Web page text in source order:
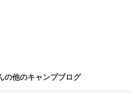
の他のキャンプブログ